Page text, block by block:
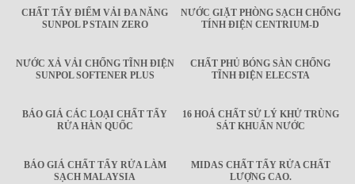
CHẤT TẨY ĐIỂM VẢI ĐA NĂNG
SUNPOL P STAIN ZERO
NƯỚC GIẶT PHÒNG SẠCH CHỐNG
TÍNH ĐIỆN CENTRIUM-D
NƯỚC XẢ VẢI CHỐNG TĨNH ĐIỆN
SUNPOL SOFTENER PLUS
CHẤT PHỦ BÓNG SÀN CHỐNG
TĨNH ĐIỆN ELECSTA
BÁO GIÁ CÁC LOẠI CHẤT TẨY
RỬA HÀN QUỐC
16 HOÁ CHẤT SỬ LÝ KHỬ TRÙNG
SÁT KHUẨN NƯỚC
BÁO GIÁ CHẤT TẨY RỬA LÀM
SẠCH MALAYSIA
MIDAS CHẤT TẨY RỬA CHẤT
LƯỢNG CAO.